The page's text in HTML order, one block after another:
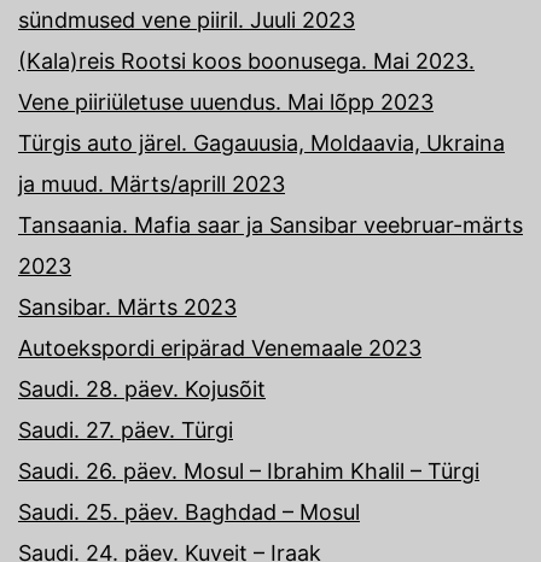
sündmused vene piiril. Juuli 2023
(Kala)reis Rootsi koos boonusega. Mai 2023.
Vene piiriületuse uuendus. Mai lõpp 2023
Türgis auto järel. Gagauusia, Moldaavia, Ukraina
ja muud. Märts/aprill 2023
Tansaania. Mafia saar ja Sansibar veebruar-märts
2023
Sansibar. Märts 2023
Autoekspordi eripärad Venemaale 2023
Saudi. 28. päev. Kojusõit
Saudi. 27. päev. Türgi
Saudi. 26. päev. Mosul – Ibrahim Khalil – Türgi
Saudi. 25. päev. Baghdad – Mosul
Saudi. 24. päev. Kuveit – Iraak